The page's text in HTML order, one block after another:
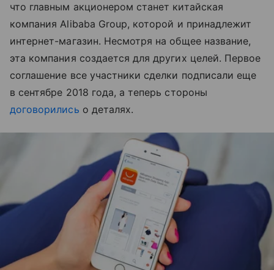
что главным акционером станет китайская
компания Alibaba Group, которой и принадлежит
интернет-магазин. Несмотря на общее название,
эта компания создается для других целей. Первое
соглашение все участники сделки подписали еще
в сентябре 2018 года, а теперь стороны
договорились о деталях.